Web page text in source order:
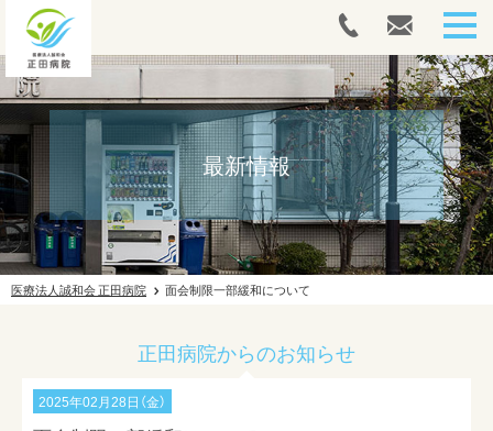
HOME
人間ドック・健康診断
内視鏡
外来案内
入院案内
リハビリテーション
最新情報
医療法人誠和会 正田病院 面会制限一部緩和について
正田病院からのお知らせ
2025年02月28日（金）